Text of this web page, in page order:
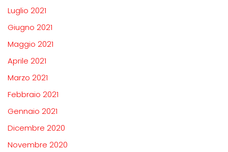
Luglio 2021
Giugno 2021
Maggio 2021
Aprile 2021
Marzo 2021
Febbraio 2021
Gennaio 2021
Dicembre 2020
Novembre 2020